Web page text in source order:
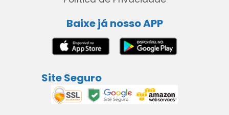
Baixe já nosso APP
Site Seguro